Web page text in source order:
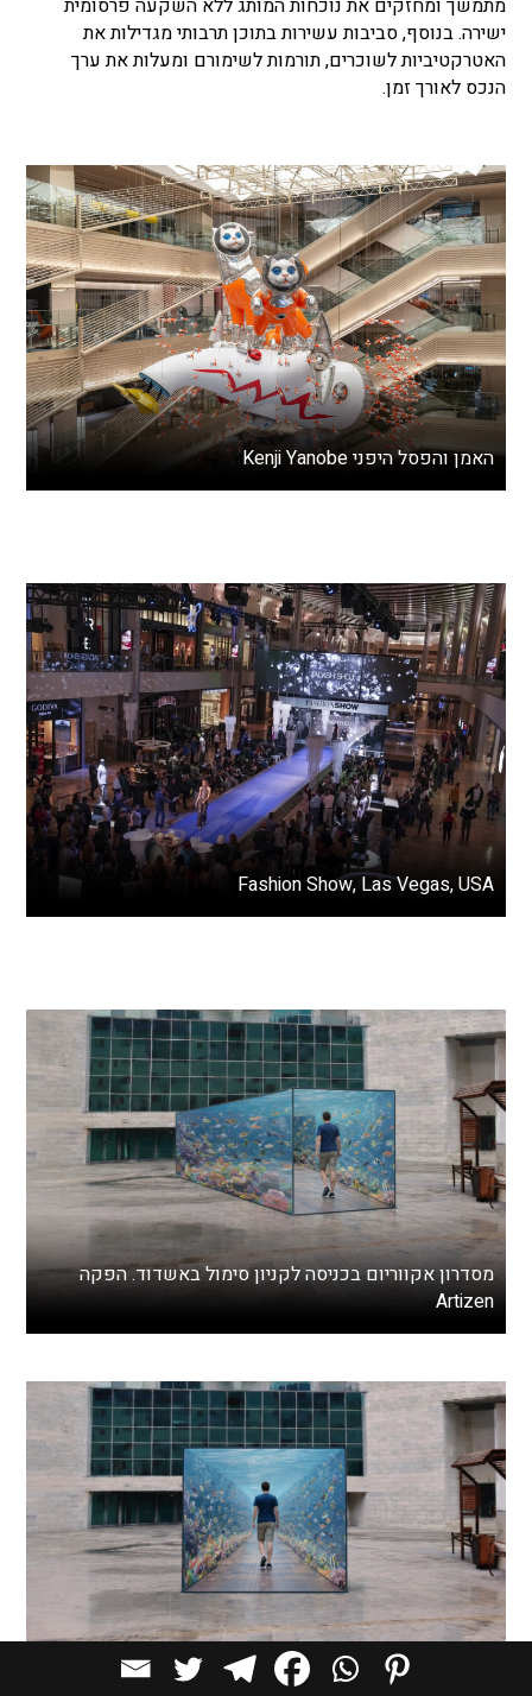
מתמשך ומחזקים את נוכחות המותג ללא השקעה פרסומית
ישירה. בנוסף, סביבות עשירות בתוכן תרבותי מגדילות את
האטרקטיביות לשוכרים, תורמות לשימורם ומעלות את ערך
הנכס לאורך זמן.
האמן והפסל היפני Kenji Yanobe
Fashion Show, Las Vegas, USA
מסדרון אקווריום בכניסה לקניון סימול באשדוד. הפקה
Artizen